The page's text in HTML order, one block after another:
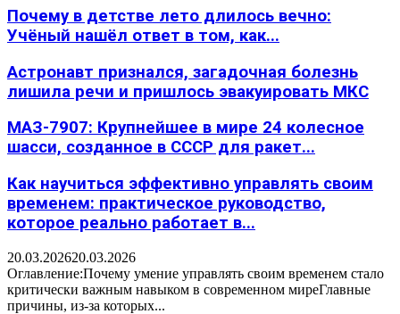
Почему в детстве лето длилось вечно:
Учёный нашёл ответ в том, как...
Астронавт признался, загадочная болезнь
лишила речи и пришлось эвакуировать МКС
МАЗ-7907: Крупнейшее в мире 24 колесное
шасси, созданное в СССР для ракет...
Как научиться эффективно управлять своим
временем: практическое руководство,
которое реально работает в...
20.03.202620.03.2026
Оглавление:Почему умение управлять своим временем стало
критически важным навыком в современном миреГлавные
причины, из-за которых...